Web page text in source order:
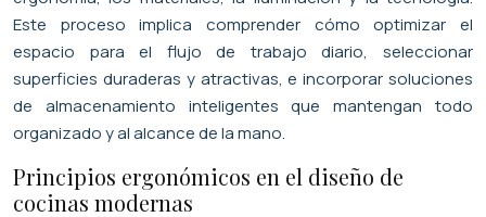
Este proceso implica comprender cómo optimizar el
espacio para el flujo de trabajo diario, seleccionar
superficies duraderas y atractivas, e incorporar soluciones
de almacenamiento inteligentes que mantengan todo
organizado y al alcance de la mano.
Principios ergonómicos en el diseño de
cocinas modernas